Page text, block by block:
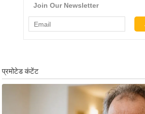
इ
ल